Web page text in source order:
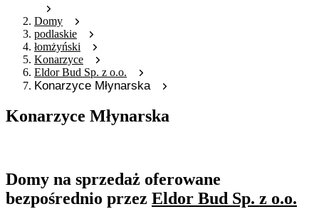
Domy
podlaskie
łomżyński
Konarzyce
Eldor Bud Sp. z o.o.
Konarzyce Młynarska
Konarzyce Młynarska
Domy na sprzedaż oferowane
bezpośrednio przez Eldor Bud Sp. z o.o.